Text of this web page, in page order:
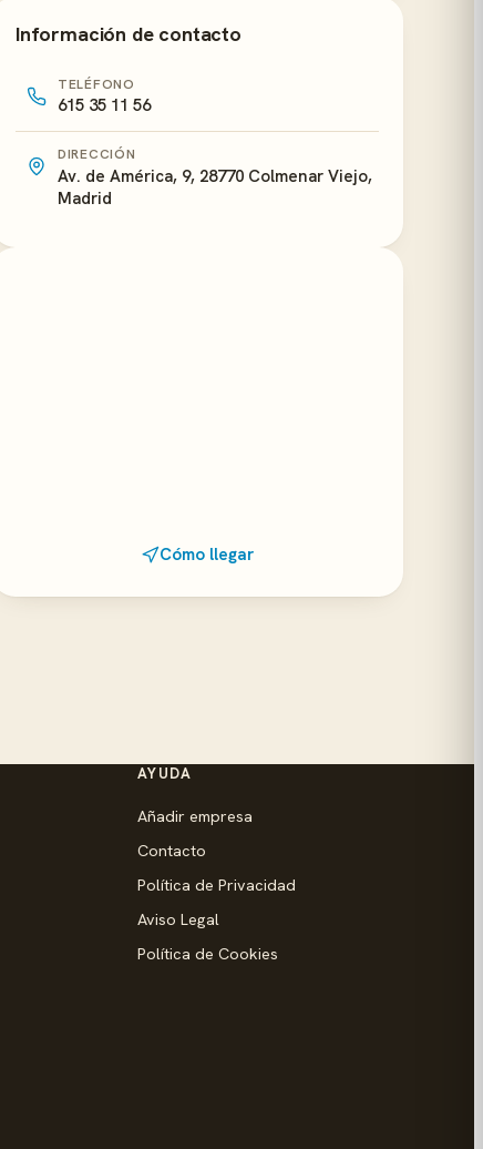
Información de contacto
TELÉFONO
615 35 11 56
DIRECCIÓN
Av. de América, 9, 28770 Colmenar Viejo,
Madrid
Cómo llegar
AYUDA
Añadir empresa
Contacto
Política de Privacidad
Aviso Legal
Política de Cookies